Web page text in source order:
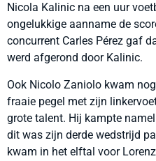
Nicola Kalinic na een uur
ongelukkige aanname de
concurrent Carles Pérez gaf
werd afgerond door Kalinic.
Ook Nicolo Zaniolo kwam
fraaie pegel met zijn
grote talent. Hij kampte
dit was zijn derde wedstrijd
kwam in het elftal voor